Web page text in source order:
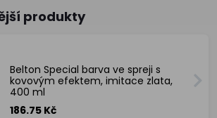
produkty
Belton Special barva ve spreji s
kovovým efektem, imitace zlata,
400 ml
186.75 Kč